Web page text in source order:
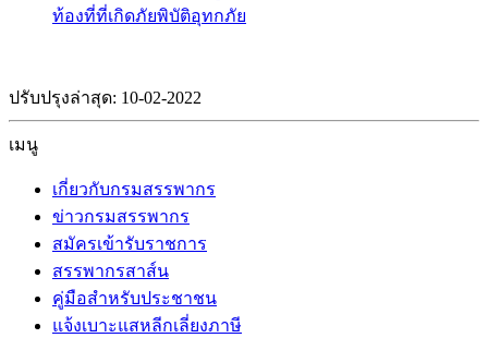
ท้องที่ที่เกิดภัยพิบัติอุทกภัย
ปรับปรุงล่าสุด: 10-02-2022
เมนู
เกี่ยวกับกรมสรรพากร
ข่าวกรมสรรพากร
สมัครเข้ารับราชการ
สรรพากรสาส์น
คู่มือสำหรับประชาชน
แจ้งเบาะแสหลีกเลี่ยงภาษี